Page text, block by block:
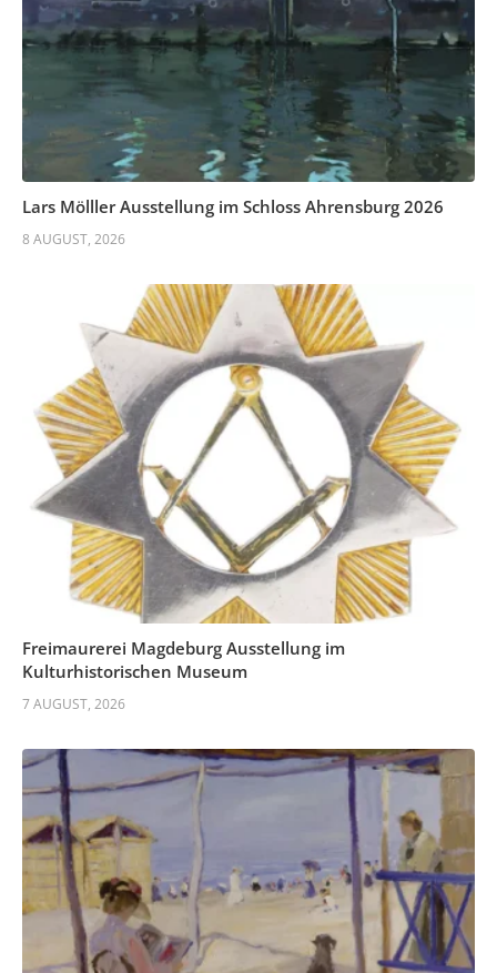
Lars Mölller Ausstellung im Schloss Ahrensburg 2026
8 AUGUST, 2026
Freimaurerei Magdeburg Ausstellung im
Kulturhistorischen Museum
7 AUGUST, 2026